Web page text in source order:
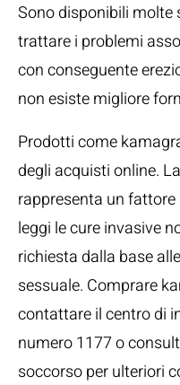
Sono disponibili
trattare i problemi
con conseguente
non esiste migliore
Prodotti come
degli acquisti online.
rappresenta un
leggi le cure invasive
richiesta dalla base
sessuale. Comprare
contattare il centro di
numero 1177 o
soccorso per ulteriori